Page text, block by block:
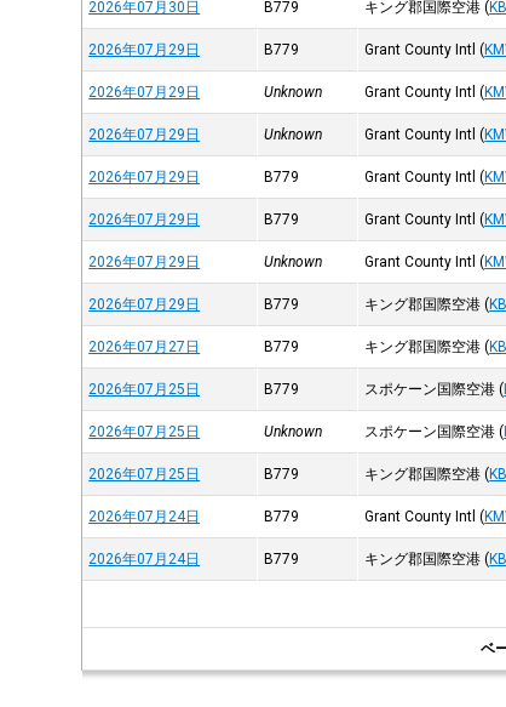
2026年07月30日 B779 キング郡国際空港 (
2026年07月29日 B779 Grant County Intl (
2026年07月29日 Unknown Grant County Intl (
2026年07月29日 Unknown Grant County Intl (
2026年07月29日 B779 Grant County Intl (
2026年07月29日 B779 Grant County Intl (
2026年07月29日 Unknown Grant County Intl (
2026年07月29日 B779 キング郡国際空港 (
2026年07月27日 B779 キング郡国際空港 (
2026年07月25日 B779 スポケーン国際空港 (
2026年07月25日 Unknown スポケーン国際空港 (
2026年07月25日 B779 キング郡国際空港 (
2026年07月24日 B779 Grant County Intl (
2026年07月24日 B779 キング郡国際空港 (
ベ